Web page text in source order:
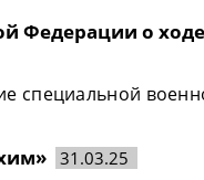
Федерации о ходе
специальной
31.03.25